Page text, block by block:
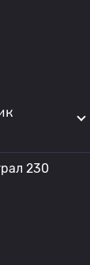
230